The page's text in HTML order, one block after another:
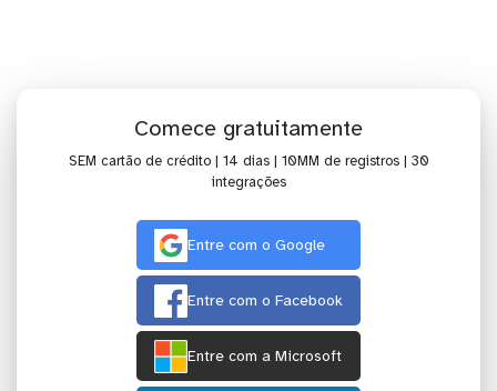
Comece gratuitamente
SEM cartão de crédito | 14 dias | 10MM de registros | 30
integrações
Entre com o Google
Entre com o Facebook
Entre com a Microsoft